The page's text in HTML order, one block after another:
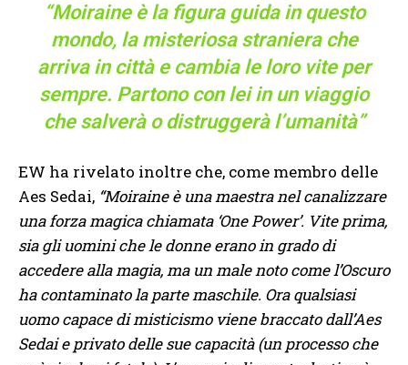
“Moiraine è la figura guida in questo
mondo, la misteriosa straniera che
arriva in città e cambia le loro vite per
sempre. Partono con lei in un viaggio
che salverà o distruggerà l’umanità”
EW ha rivelato inoltre che, come membro delle
Aes Sedai, “Moiraine è una maestra nel canalizzare
una forza magica chiamata ‘One Power’. Vite prima,
sia gli uomini che le donne erano in grado di
accedere alla magia, ma un male noto come l’Oscuro
ha contaminato la parte maschile. Ora qualsiasi
uomo capace di misticismo viene braccato dall’Aes
Sedai e privato delle sue capacità (un processo che